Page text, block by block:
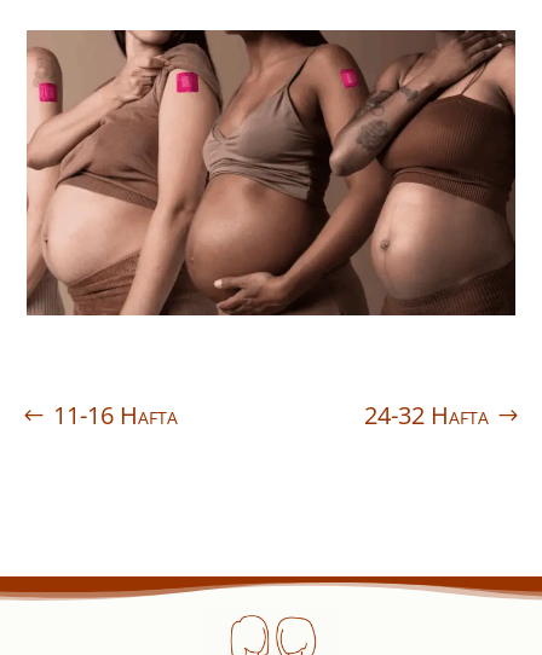
11-16 Hafta 24-32 Hafta